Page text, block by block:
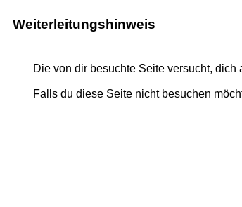
Weiterleitungshinweis
Die von dir besuchte Seite versucht, dich
Falls du diese Seite nicht besuchen